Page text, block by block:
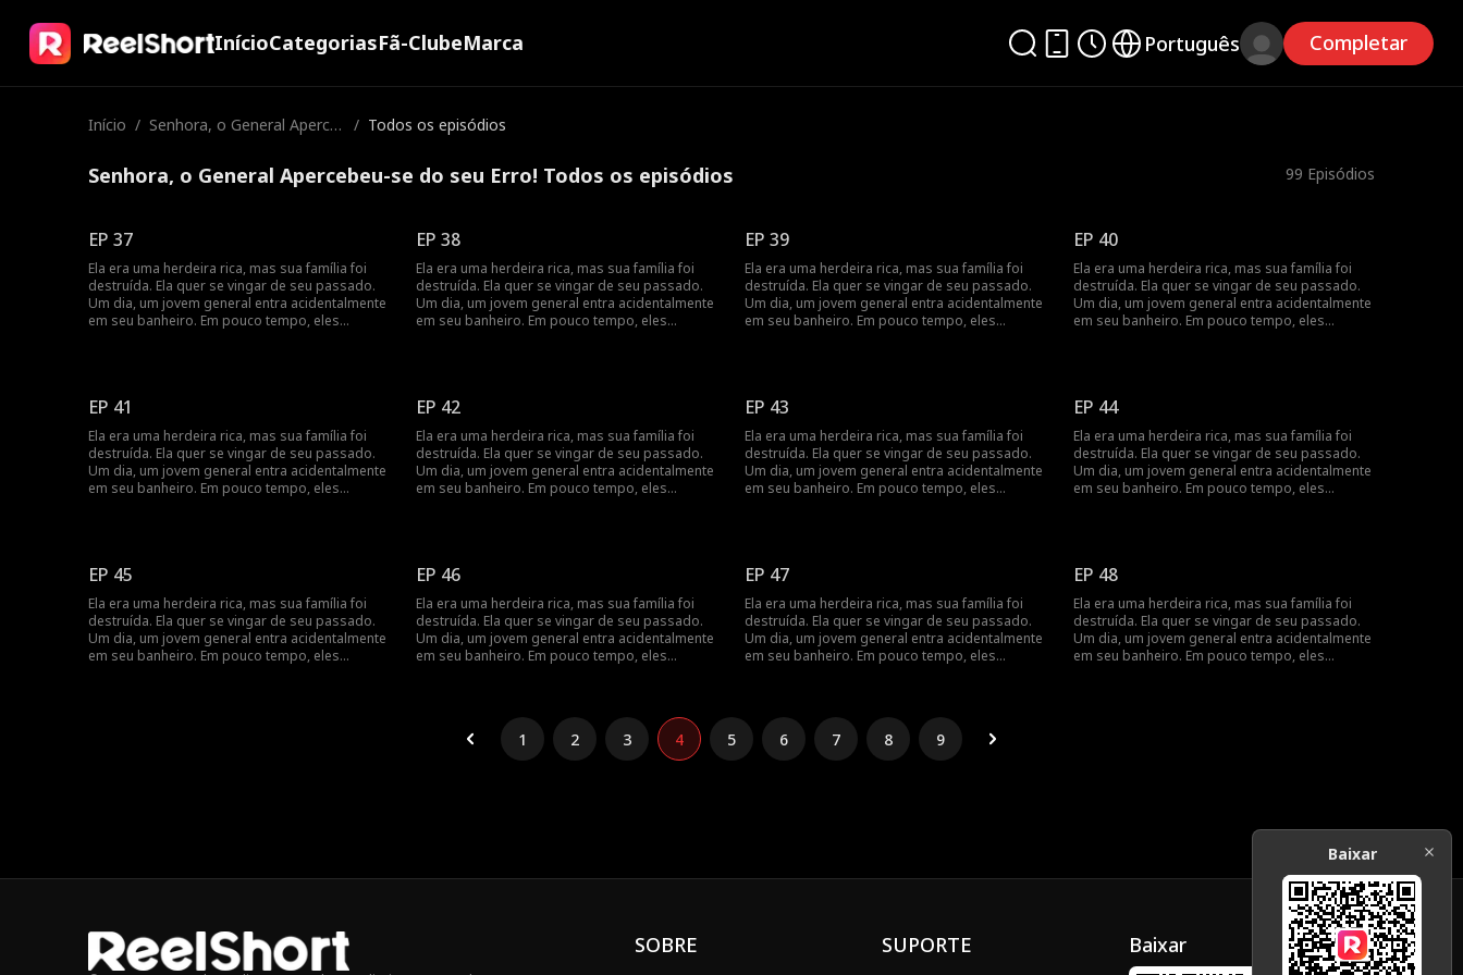
InícioCategoriasFã-ClubeMarca Português Completar
Início / Senhora, o General Aperce
/ Todos os episódios
Senhora, o General Apercebeu-se do seu Erro! Todos os episódios 99 Episódios
EP 37
Ela era uma herdeira rica, mas sua família foi
destruída. Ela quer se vingar de seu passado.
Um dia, um jovem general entra acidentalmente
em seu banheiro. Em pouco tempo, eles
EP 38
Ela era uma herdeira rica, mas sua família foi
destruída. Ela quer se vingar de seu passado.
Um dia, um jovem general entra acidentalmente
em seu banheiro. Em pouco tempo, eles
EP 39
Ela era uma herdeira rica, mas sua família foi
destruída. Ela quer se vingar de seu passado.
Um dia, um jovem general entra acidentalmente
em seu banheiro. Em pouco tempo, eles
EP 40
Ela era uma herdeira rica, mas sua família foi
destruída. Ela quer se vingar de seu passado.
Um dia, um jovem general entra acidentalmente
em seu banheiro. Em pouco tempo, eles
EP 41
Ela era uma herdeira rica, mas sua família foi
destruída. Ela quer se vingar de seu passado.
Um dia, um jovem general entra acidentalmente
em seu banheiro. Em pouco tempo, eles
EP 42
Ela era uma herdeira rica, mas sua família foi
destruída. Ela quer se vingar de seu passado.
Um dia, um jovem general entra acidentalmente
em seu banheiro. Em pouco tempo, eles
EP 43
Ela era uma herdeira rica, mas sua família foi
destruída. Ela quer se vingar de seu passado.
Um dia, um jovem general entra acidentalmente
em seu banheiro. Em pouco tempo, eles
EP 44
Ela era uma herdeira rica, mas sua família foi
destruída. Ela quer se vingar de seu passado.
Um dia, um jovem general entra acidentalmente
em seu banheiro. Em pouco tempo, eles
EP 45
Ela era uma herdeira rica, mas sua família foi
destruída. Ela quer se vingar de seu passado.
Um dia, um jovem general entra acidentalmente
em seu banheiro. Em pouco tempo, eles
EP 46
Ela era uma herdeira rica, mas sua família foi
destruída. Ela quer se vingar de seu passado.
Um dia, um jovem general entra acidentalmente
em seu banheiro. Em pouco tempo, eles
EP 47
Ela era uma herdeira rica, mas sua família foi
destruída. Ela quer se vingar de seu passado.
Um dia, um jovem general entra acidentalmente
em seu banheiro. Em pouco tempo, eles
EP 48
Ela era uma herdeira rica, mas sua família foi
destruída. Ela quer se vingar de seu passado.
Um dia, um jovem general entra acidentalmente
em seu banheiro. Em pouco tempo, eles
1 2 3 4 5 6 7 8 9
SOBRE SUPORTE Baixar
Baixar